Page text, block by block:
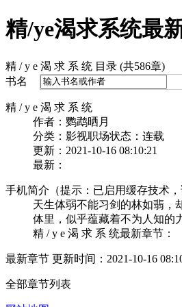
精/ye渴求系统最
精 / y e 渴 求 系 统 目录 (共586章)
书名
精 / y e 渴 求 系 统
作者：鹦鹉晒月
分类：影视职场状态：连载
更新：2021-10-16 08:10:21
最新：
手机简介（提示：已启用缓存技术，
天生体弱不能习剑的林如翡，
体里，似乎蕴藏着不为人知的
精 / y e 渴 求 系 统最新章节：
最新章节 更新时间：2021-10-16
全部章节列表